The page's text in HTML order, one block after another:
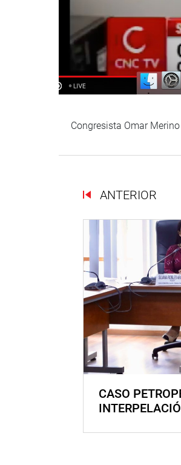
Congresista Omar
ANTERIOR
CASO